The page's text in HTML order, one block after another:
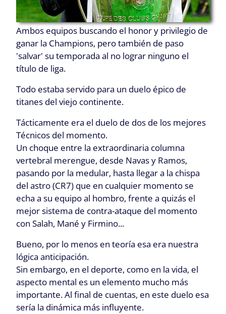
Ambos equipos buscando el honor y privilegio de
ganar la Champions, pero también de paso
'salvar' su temporada al no lograr ninguno el
título de liga.
Todo estaba servido para un duelo épico de
titanes del viejo continente.
Tácticamente era el duelo de dos de los mejores
Técnicos del momento.
Un choque entre la extraordinaria columna
vertebral merengue, desde Navas y Ramos,
pasando por la medular, hasta llegar a la chispa
del astro (CR7) que en cualquier momento se
echa a su equipo al hombro, frente a quizás el
mejor sistema de contra-ataque del momento
con Salah, Mané y Firmino...
Bueno, por lo menos en teoría esa era nuestra
lógica anticipación.
Sin embargo, en el deporte, como en la vida, el
aspecto mental es un elemento mucho más
importante. Al final de cuentas, en este duelo esa
sería la dinámica más influyente.